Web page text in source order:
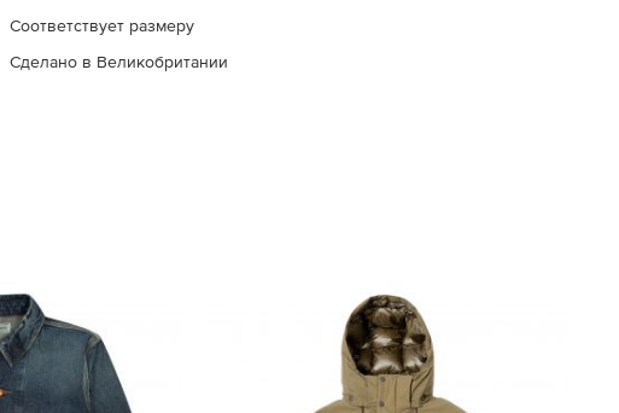
Соответствует размеру
Сделано в Великобритании